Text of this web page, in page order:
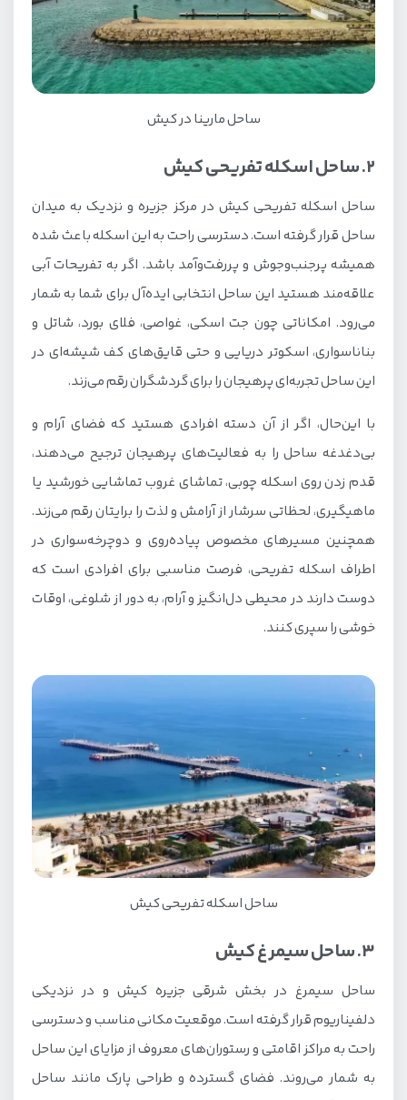
ساحل مارینا در کیش
2. ساحل اسکله تفریحی کیش
ساحل اسکله تفریحی کیش در مرکز جزیره و نزدیک به میدان
ساحل قرار گرفته است. دسترسی راحت به این اسکله باعث شده
همیشه پرجنب‌وجوش و پررفت‌وآمد باشد. اگر به تفریحات آبی
علاقه‌مند هستید این ساحل انتخابی ایده‌آل برای شما به شمار
می‌رود. امکاناتی چون جت اسکی، غواصی، فلای بورد، شاتل و
بناناسواری، اسکوتر دریایی و حتی قایق‌های کف شیشه‌ای در
این ساحل تجربه‌ای پرهیجان را برای گردشگران رقم می‌زند.
با این‌حال، اگر از آن دسته افرادی هستید که فضای آرام و
بی‌دغدغه‌ ساحل را به فعالیت‌های پرهیجان ترجیح می‌دهند،
قدم زدن روی اسکله چوبی، تماشای غروب تماشایی خورشید یا
ماهیگیری، لحظاتی سرشار از آرامش و لذت را برایتان رقم می‌زند.
همچنین مسیرهای مخصوص پیاده‌روی و دوچرخه‌سواری در
اطراف اسکله تفریحی، فرصت مناسبی برای افرادی است که
دوست دارند در محیطی دل‌انگیز و آرام، به دور از شلوغی، اوقات
خوشی را سپری کنند.
ساحل اسکله تفریحی کیش
3. ساحل سیمرغ کیش
ساحل سیمرغ در بخش شرقی جزیره کیش و در نزدیکی
دلفیناریوم قرار گرفته است. موقعیت مکانی مناسب و دسترسی
راحت به مراکز اقامتی و رستوران‌های معروف از مزایای این ساحل
به شمار می‌روند. فضای گسترده و طراحی پارک مانند ساحل